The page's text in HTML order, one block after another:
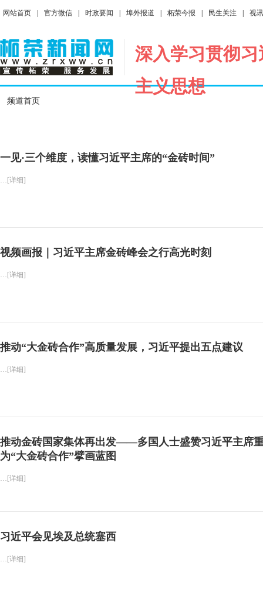
网站首页 官方微信 时政要闻 埠外报道 柘荣今报 民生关注 视
深入学习贯彻
主义思想
频道首页
一见·三个维度，读懂习近平主席的“金砖时间”
…[详细]
视频画报｜习近平主席金砖峰会之行高光时刻
…[详细]
推动“大金砖合作”高质量发展，习近平提出五点建议
…[详细]
推动金砖国家集体再出发——多国人士盛赞习近平主席
为“大金砖合作”擘画蓝图
…[详细]
习近平会见埃及总统塞西
…[详细]